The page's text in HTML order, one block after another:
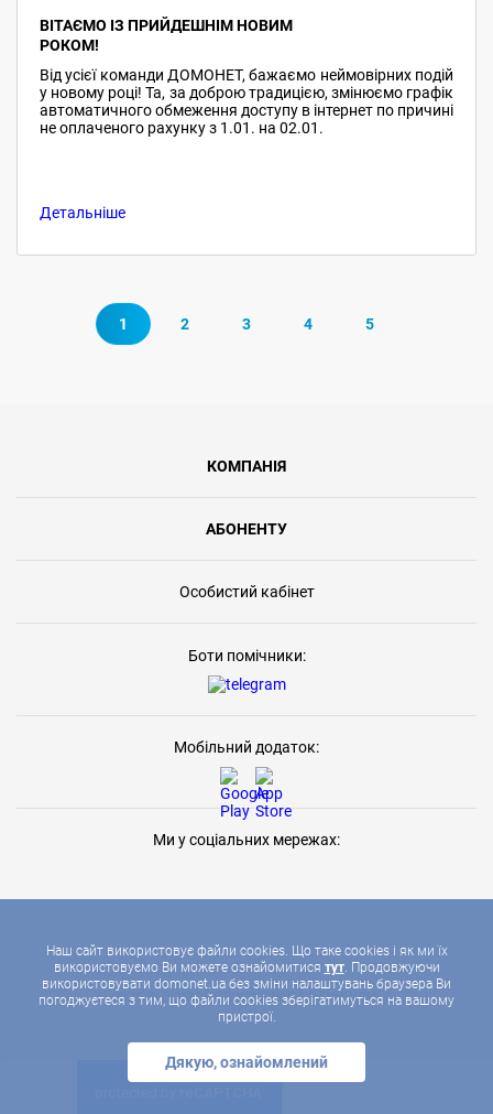
Наш сайт використовує файли cookies. Що таке cookies і як ми їх
використовуємо Ви можете ознайомитися тут. Продовжуючи
використовувати domonet.ua без зміни налаштувань браузера Ви
погоджуєтеся з тим, що файли cookies зберігатимуться на вашому
пристрої.
Дякую, ознайомлений
ВІТАЄМО ІЗ ПРИЙДЕШНІМ НОВИМ
РОКОМ!
Від усієї команди ДОМОНЕТ, бажаємо неймовірних подій
у новому році! Та, за доброю традицією, змінюємо графік
автоматичного обмеження доступу в інтернет по причині
не оплаченого рахунку з 1.01. на 02.01.
Детальніше
1 2 3 4 5
КОМПАНІЯ
АБОНЕНТУ
Особистий кабінет
Боти помічники:
Мобільний додаток:
Ми у соціальних мережах:
2026 © ДОМОНЕТ, УСІ ПРАВА ЗАХИЩЕНІ